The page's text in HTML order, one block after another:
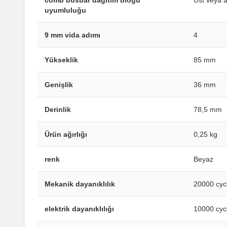
uyumluluğu
9 mm vida adımı 4
Yükseklik 85 mm
Genişlik 36 mm
Derinlik 78,5 mm
Ürün ağırlığı 0,25 kg
renk Beyaz
Mekanik dayanıklılık 20000
elektrik dayanıklılığı 10000